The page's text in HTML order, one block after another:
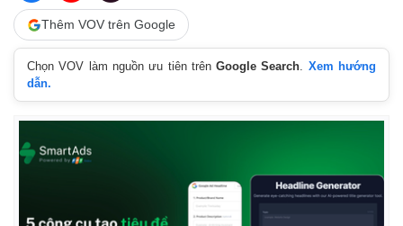
Thêm VOV trên Google
Chọn VOV làm nguồn ưu tiên trênGoogle Search. Xem hướng
dẫn.